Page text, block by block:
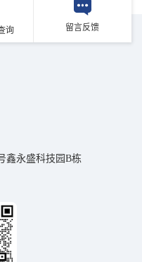
询 留言反馈
鑫永盛科技园B栋